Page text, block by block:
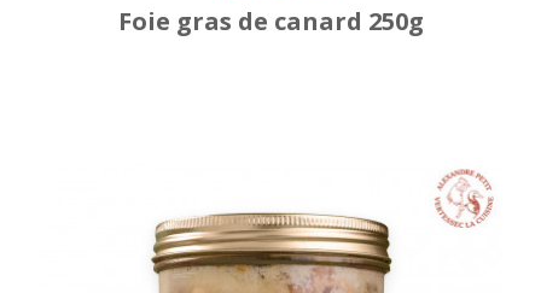
Foie gras de canard 250g